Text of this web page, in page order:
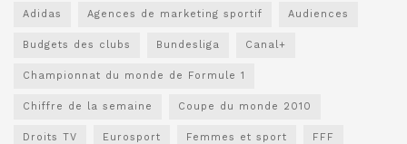
Adidas Agences de marketing sportif Audiences
Budgets des clubs Bundesliga Canal+
Championnat du monde de Formule 1
Chiffre de la semaine Coupe du monde 2010
Droits TV Eurosport Femmes et sport FFF